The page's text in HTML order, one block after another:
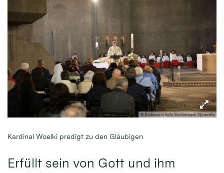
© Erzbistum Köln/Schlimbach-Quarrella
Kardinal Woelki predigt zu den Gläubigen
Erfüllt sein von Gott und ihm